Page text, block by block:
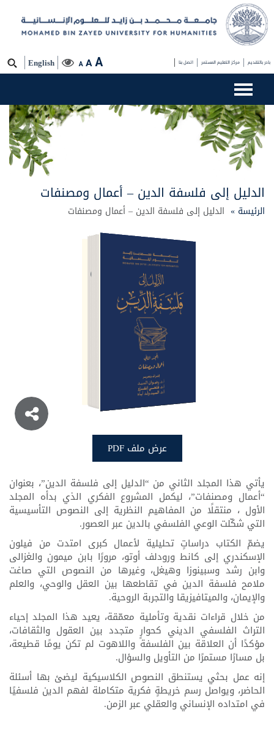
English A A A بادر بالتقديم مركز التعليم المستمر اتصل بنا
الدليل إلى فلسفة الدين – أعمال ومصنفات
الرئيسة » الدليل إلى فلسفة الدين – أعمال ومصنفات
الدليل إلى فلسفة الدين
– أعمال ومصنفات
عرض ملف PDF
عرض ملف PDF
يأتي هذا المجلد الثاني من “الدليل إلى فلسفة الدين”، بعنوان
“أعمال ومصنفات”، ليكمل المشروع الفكري الذي بدأه المجلد
الأول ، منتقلًا من المفاهيم النظرية إلى النصوص التأسيسية
التي شكّلت الوعي الفلسفي بالدين عبر العصور.
يضمّ الكتاب دراساتٍ تحليلية لأعمال كبرى امتدت من فيلون
الإسكندري إلى كانط ورودلف أوتو، مرورًا بابن ميمون والغزالى
وابن رشد وسبينوزا وهيغل، وغيرها من النصوص التي صاغت
ملامح فلسفة الدين في تقاطعها بين العقل والوحي، والعلم
والإيمان، والميتافيزيقا والتجربة الروحية.
من خلال قراءات نقدية وتأملية معمّقة، يعيد هذا المجلد إحياء
التراث الفلسفي الديني كحوارٍ متجدد بين العقول والثقافات،
مؤكدًا أن العلاقة بين الفلسفة واللاهوت لم تكن يومًا قطيعة،
بل مسارًا مستمرًا من التأويل والسؤال.
إنه عمل بحثي يستنطق النصوص الكلاسيكية ليضئ بها أسئلة
الحاضر، ويواصل رسم خريطةٍ فكرية متكاملة لفهم الدين فلسفيًا
في امتداده الإنساني والعقلي عبر الزمن.